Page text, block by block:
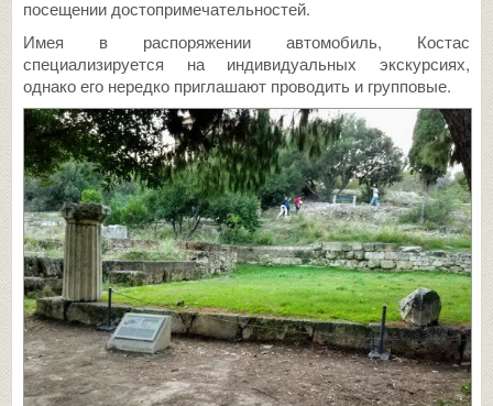
посещении достопримечательностей.
Имея в распоряжении автомобиль, Костас
специализируется на индивидуальных экскурсиях,
однако его нередко приглашают проводить и групповые.